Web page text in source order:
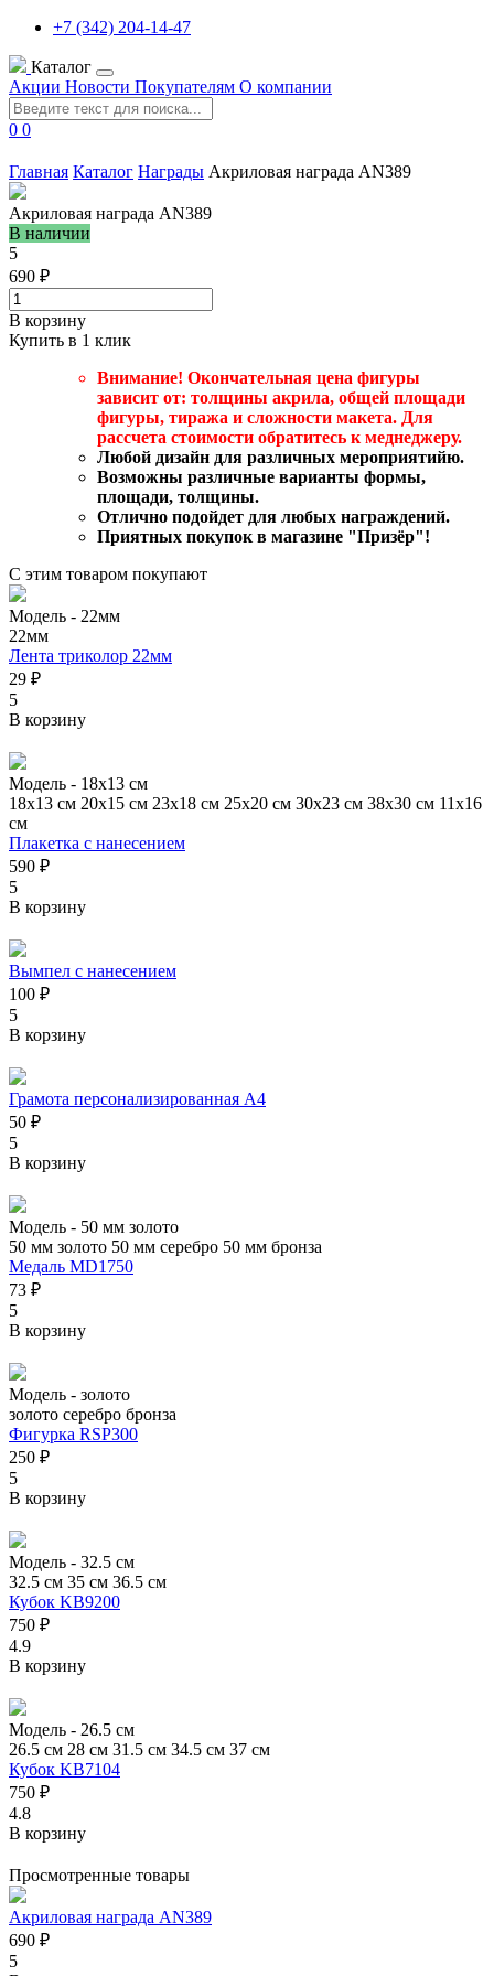
+7 (342) 204-14-47
Каталог
Акции Новости Покупателям О компании
0 0
Главная Каталог Награды Акриловая награда AN389
Акриловая награда AN389
В наличии
5
690 ₽
В корзину
Купить в 1 клик
Внимание! Окончательная цена фигуры
зависит от: толщины акрила, общей площади
фигуры, тиража и сложности макета. Для
рассчета стоимости обратитесь к меднеджеру.
Любой дизайн для различных мероприятийю.
Возможны различные варианты формы,
площади, толщины.
Отлично подойдет для любых награждений.
Приятных покупок в магазине "Призёр"!
С этим товаром покупают
Модель - 22мм
22мм
Лента триколор 22мм
29 ₽
5
В корзину
Модель - 18х13 см
18х13 см 20х15 см 23х18 см 25х20 см 30х23 см 38х30 см 11х16
см
Плакетка с нанесением
590 ₽
5
В корзину
Вымпел с нанесением
100 ₽
5
В корзину
Грамота персонализированная А4
50 ₽
5
В корзину
Модель - 50 мм золото
50 мм золото 50 мм серебро 50 мм бронза
Медаль MD1750
73 ₽
5
В корзину
Модель - золото
золото серебро бронза
Фигурка RSP300
250 ₽
5
В корзину
Модель - 32.5 см
32.5 см 35 см 36.5 см
Кубок KB9200
750 ₽
4.9
В корзину
Модель - 26.5 см
26.5 см 28 см 31.5 см 34.5 см 37 см
Кубок KB7104
750 ₽
4.8
В корзину
Просмотренные товары
Акриловая награда AN389
690 ₽
5